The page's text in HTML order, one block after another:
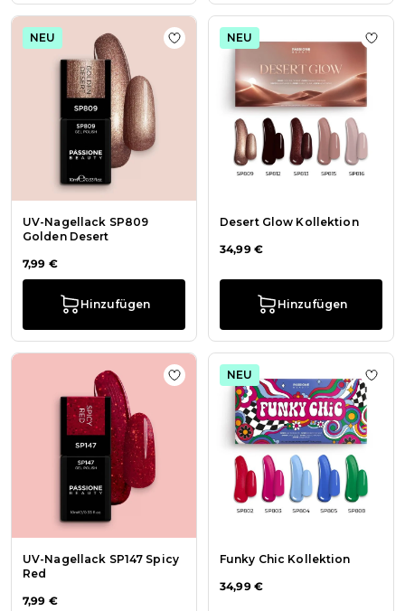
NEU
UV-Nagellack SP809
Golden Desert
7,99 €
Hinzufügen
Zur Wunschliste hinzufügen UV-
NEU
Desert Glow Kollektion
34,99 €
Hinzufügen
Zur
UV-Nagellack SP147 Spicy
Red
7,99 €
Zur Wunschliste hinzufügen UV-
NEU
Funky Chic Kollektion
34,99 €
Zur